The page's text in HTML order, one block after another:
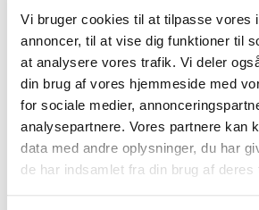
Vi bruger cookies til at tilpasse vores
annoncer, til at vise dig funktioner til
at analysere vores trafik. Vi deler
din brug af vores hjemmeside med
for sociale medier,
analysepartnere. Vores partnere kan
data med andre oplysninger, du har
de har indsamlet fra din brug af deres